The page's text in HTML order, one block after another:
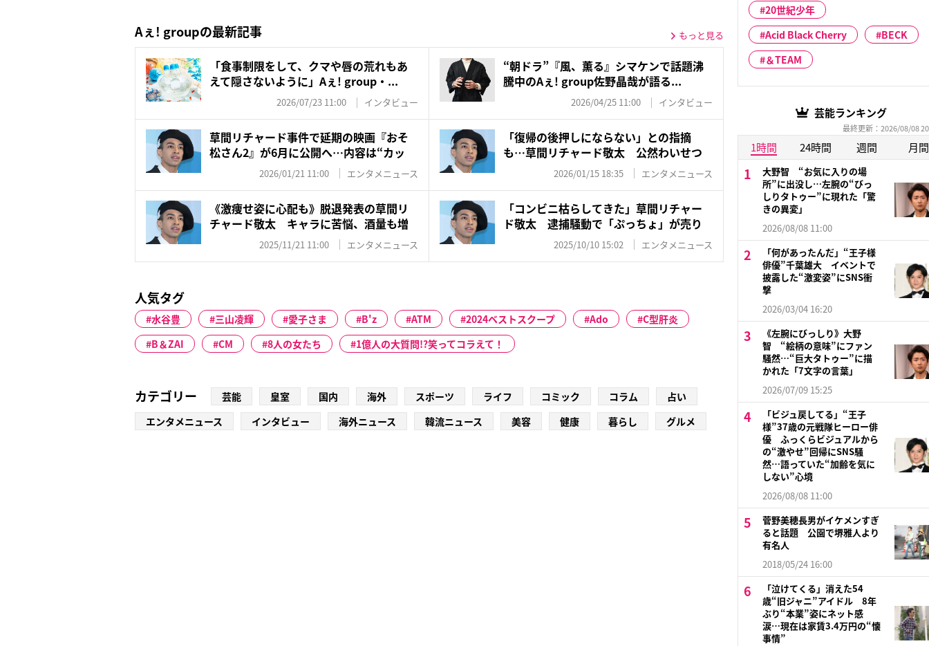
Aぇ! groupの最新記事 もっと見る
「食事制限をして、クマや唇の荒れもあ
えて隠さないように」Aぇ! group・...
2026/07/23 11:00 インタビュー
“朝ドラ”『風、薫る』シマケンで話題沸
騰中のAぇ! group佐野晶哉が語る...
2026/04/25 11:00 インタビュー
草間リチャード事件で延期の映画『おそ
松さん2』が6月に公開へ…内容は“カッ
2026/01/21 11:00 エンタメニュース
「復帰の後押しにならない」との指摘
も…草間リチャード敬太 公然わいせつ
2026/01/15 18:35 エンタメニュース
《激痩せ姿に心配も》脱退発表の草間リ
チャード敬太 キャラに苦悩、酒量も増
2025/11/21 11:00 エンタメニュース
「コンビニ枯らしてきた」草間リチャー
ド敬太 逮捕騒動で「ぷっちょ」が売り
2025/10/10 15:02 エンタメニュース
人気タグ
水谷豊 三山凌輝 愛子さま B'z ATM 2024ベストスクープ Ado
C型肝炎
B＆ZAI
CM 8人の女たち 1億人の大質問!?笑ってコラえて！
カテゴリー 芸能 皇室 国内 海外 スポーツ ライフ コミック コラム
占い
エンタメニュース
インタビュー 海外ニュース 韓流ニュース 美容 健康 暮らし グルメ
20世紀少年
Acid Black Cherry
BECK
＆TEAM
芸能ランキング
最終更新：2026/08/08
1時間 24時間 週間 月間
大野智 “お気に入りの場
所”に出没し…左腕の“びっ
しりタトゥー”に現れた「驚
きの異変」
2026/08/08 11:00
「何があったんだ」“王子様
俳優”千葉雄大 イベントで
披露した“激変姿”にSNS衝
撃
2026/03/04 16:20
《左腕にびっしり》大野
智 “絵柄の意味”にファン
騒然…“巨大タトゥー”に描
かれた「7文字の言葉」
2026/07/09 15:25
「ビジュ戻してる」“王子
様”37歳の元戦隊ヒーロー俳
優 ふっくらビジュアルから
の“激やせ”回帰にSNS騒
然…語っていた“加齢を気に
しない”心境
2026/08/08 11:00
菅野美穂長男がイケメンすぎ
ると話題 公園で堺雅人より
有名人
2018/05/24 16:00
「泣けてくる」消えた54
歳“旧ジャニ”アイドル 8年
ぶり“本業”姿にネット感
涙…現在は家賃3.4万円の“懐
事情”